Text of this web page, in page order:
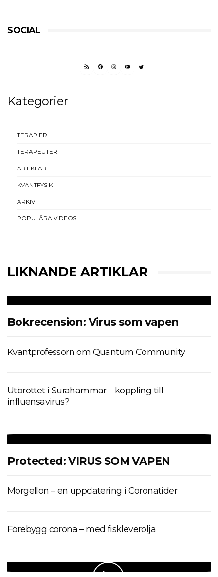
SOCIAL
RSS FEEDFACEBOOK
INSTAGRAM
YOUTUBETWITTER
Kategorier
TERAPIER
TERAPEUTER
ARTIKLAR
KVANTFYSIK
ARKIV
POPULÄRA VIDEOS
LIKNANDE ARTIKLAR
Bokrecension: Virus som vapen
Kvantprofessorn om Quantum Community
Utbrottet i Surahammar – koppling till
influensavirus?
Protected: VIRUS SOM VAPEN
Morgellon – en uppdatering i Coronatider
Förebygg corona – med fiskleverolja